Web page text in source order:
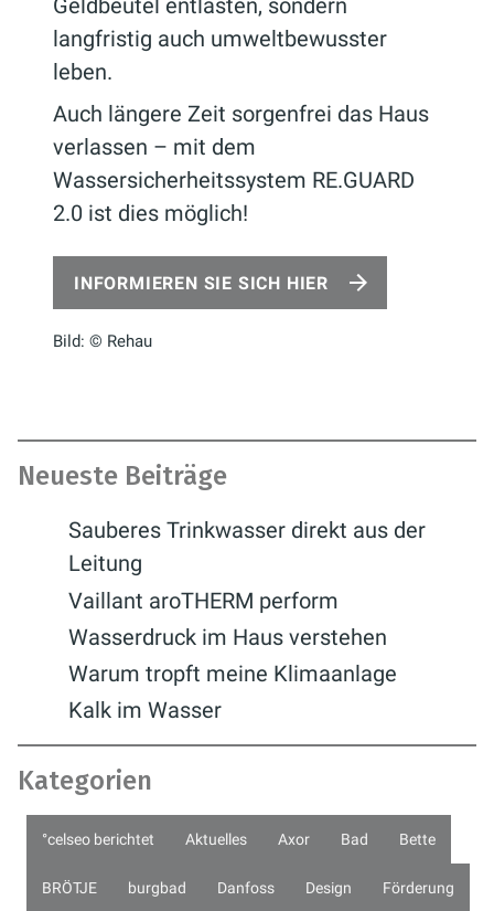
Geldbeutel entlasten, sondern
langfristig auch umweltbewusster
leben.
Auch längere Zeit sorgenfrei das Haus
verlassen – mit dem
Wassersicherheitssystem RE.GUARD
2.0 ist dies möglich!
INFORMIEREN SIE SICH HIER
Bild: © Rehau
Neueste Beiträge
Sauberes Trinkwasser direkt aus der
Leitung
Vaillant aroTHERM perform
Wasserdruck im Haus verstehen
Warum tropft meine Klimaanlage
Kalk im Wasser
Kategorien
°celseo berichtet Aktuelles Axor Bad Bette
BRÖTJE burgbad Danfoss Design Förderung